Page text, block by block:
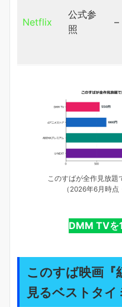
Netflix
公式参
照
–
このすばが全作見放題
（2026年6月時
DMM TVを
このすば映画『
見るベストタイ